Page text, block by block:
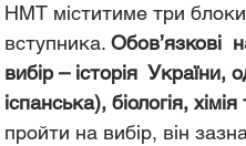
НМТ міститиме три блоки
вступника. Обов’язкові
вибір – історія
іспанська), біологія,
пройти на вибір, він